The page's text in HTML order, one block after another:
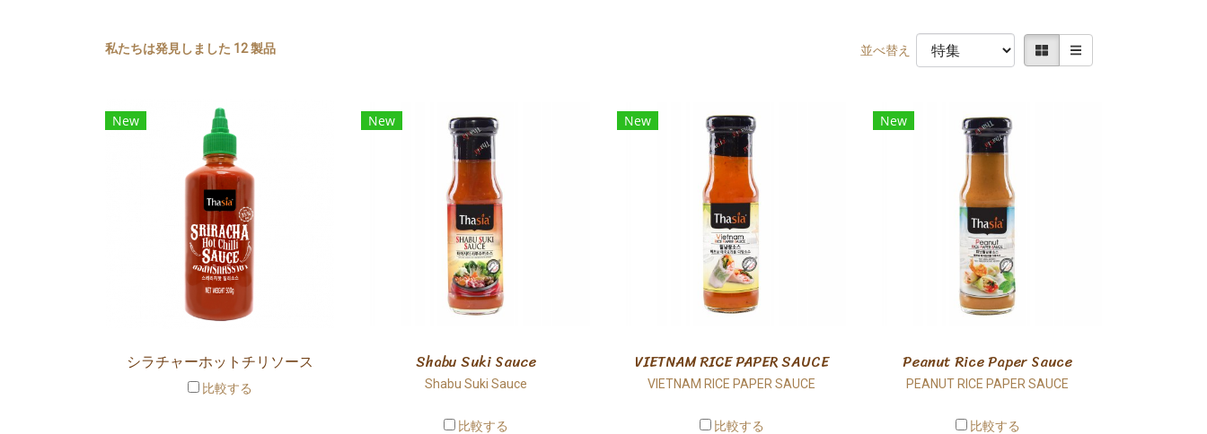
私たちは発見しました 12 製品 並べ替え
New
シラチャーホットチリソース
比較する
New
Shabu Suki Sauce
Shabu Suki Sauce
比較する
New
VIETNAM RICE PAPER SAUCE
VIETNAM RICE PAPER SAUCE
比較する
New
Peanut Rice Paper Sauce
PEANUT RICE PAPER SAUCE
比較する